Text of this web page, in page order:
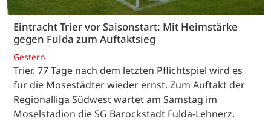
Eintracht Trier vor Saisonstart: Mit Heimstärke
gegen Fulda zum Auftaktsieg
Gestern
Trier. 77 Tage nach dem letzten Pflichtspiel wird es
für die Mosestädter wieder ernst. Zum Auftakt der
Regionalliga Südwest wartet am Samstag im
Moselstadion die SG Barockstadt Fulda-Lehnerz.